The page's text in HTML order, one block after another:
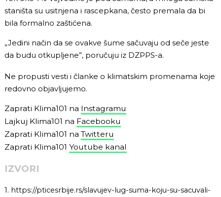
staništa su usitnjena i rascepkana, često premala da bi
bila formalno zaštićena.
„Jedini način da se ovakve šume sačuvaju od seče jeste
da budu otkupljene”, poručuju iz DZPPS-a.
Ne propusti vesti i članke o klimatskim promenama koje
redovno objavljujemo.
Zaprati Klima101 na Instagramu
Lajkuj Klima101 na Facebooku
Zaprati Klima101 na Twitteru
Zaprati Klima101 Youtube kanal
IZVORI
1. https://pticesrbije.rs/slavujev-lug-suma-koju-su-sacuvali-